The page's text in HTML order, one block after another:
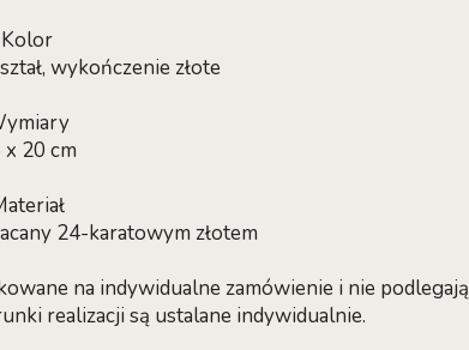
Kolor
wykończenie złote
x 20 cm
24-karatowym złotem
na indywidualne zamówienie i nie podlegają
realizacji są ustalane indywidualnie.